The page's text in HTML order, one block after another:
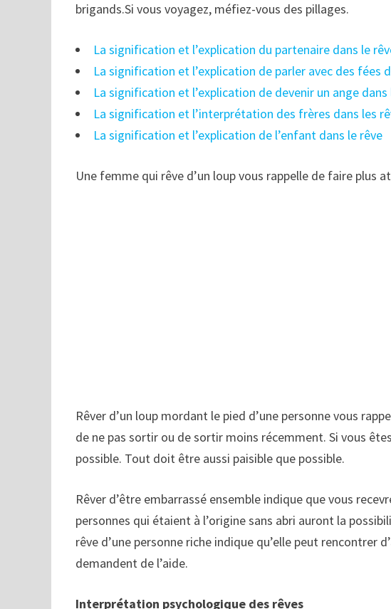
brigands.Si vous voyagez, méfiez-vous des pillages.
La signification et l’explication du partenaire dans le
La signification et l’explication de parler avec des fées
La signification et l’explication de devenir un ange dans
La signification et l’interprétation des frères dans les
La signification et l’explication de l’enfant dans le rêve
Une femme qui rêve d’un loup vous rappelle de faire
Rêver d’un loup mordant le pied d’une personne vous
de ne pas sortir ou de sortir moins récemment. Si vous
possible. Tout doit être aussi paisible que possible.
Rêver d’être embarrassé ensemble indique que vous
personnes qui étaient à l’origine sans abri auront la
rêve d’une personne riche indique qu’elle peut rencontrer
demandent de l’aide.
Interprétation psychologique des rêves